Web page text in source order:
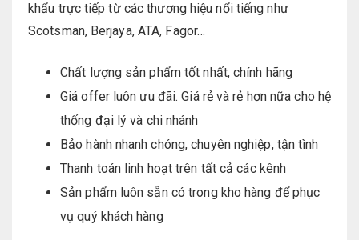
khẩu trực tiếp từ các thương hiệu nổi tiếng như
Scotsman, Berjaya, ATA, Fagor…
Chất lượng sản phẩm tốt nhất, chính hãng
Giá offer luôn ưu đãi. Giá rẻ và rẻ hơn nữa cho hệ
thống đại lý và chi nhánh
Bảo hành nhanh chóng, chuyên nghiệp, tận tình
Thanh toán linh hoạt trên tất cả các kênh
Sản phẩm luôn sẵn có trong kho hàng để phục
vụ quý khách hàng